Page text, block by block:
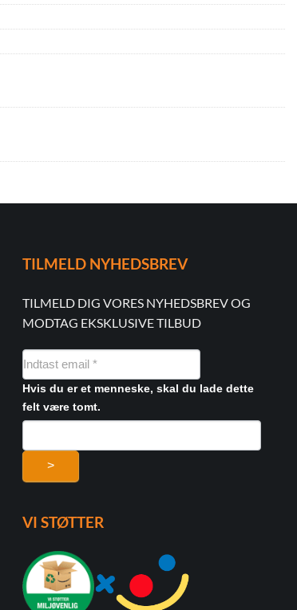
TILMELD NYHEDSBREV
TILMELD DIG VORES NYHEDSBREV OG
MODTAG EKSKLUSIVE TILBUD
NYHEDSMAIL
FORMULAR
Hvis du er et menneske, skal du lade dette
felt være tomt.
>
VI STØTTER